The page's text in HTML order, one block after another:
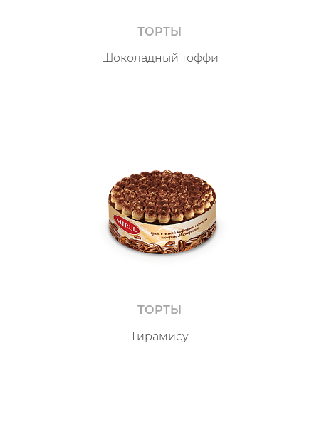
ТОРТЫ
Шоколадный тоффи
ТОРТЫ
Тирамису